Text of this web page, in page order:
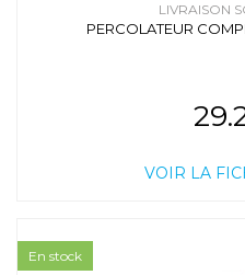
LIVRAISON
PERCOLATEUR
VOIR LA
En stock